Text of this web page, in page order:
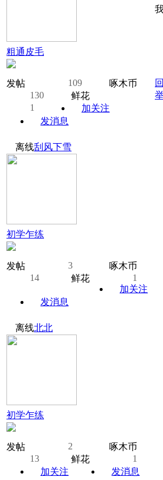
粗通皮毛
发帖 109
啄木币
130
鲜花
1
加关注
发消息
离线刮风下雪
初学乍练
发帖 3
啄木币
14
鲜花
1
加关注
发消息
离线北北
初学乍练
发帖 2
啄木币
13
鲜花
1
加关注
发消息